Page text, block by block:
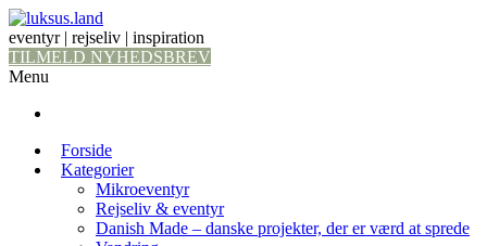
eventyr | rejseliv | inspiration
TILMELD NYHEDSBREV
Menu
Forside
Kategorier
Mikroeventyr
Rejseliv & eventyr
Danish Made – danske projekter, der er værd at sprede